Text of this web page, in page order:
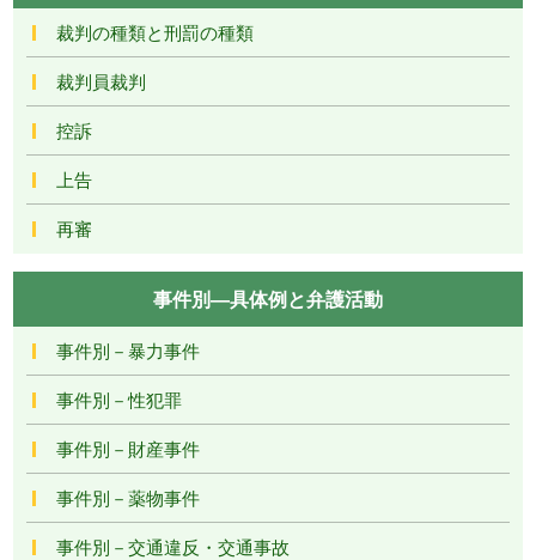
裁判の種類と刑罰の種類
裁判員裁判
控訴
上告
再審
事件別―具体例と弁護活動
事件別－暴力事件
事件別－性犯罪
事件別－財産事件
事件別－薬物事件
事件別－交通違反・交通事故